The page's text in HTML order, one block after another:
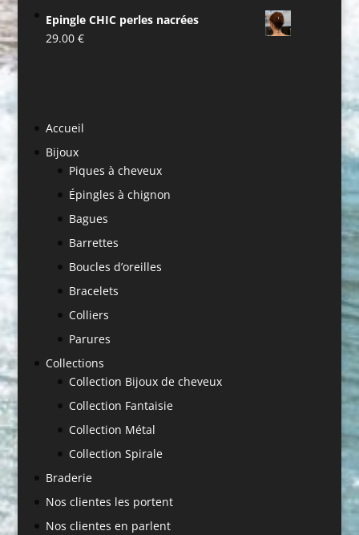
Epingle CHIC perles nacrées
29.00 €
Accueil
Bijoux
Piques à cheveux
Épingles à chignon
Bagues
Barrettes
Boucles d’oreilles
Bracelets
Colliers
Parures
Collections
Collection Bijoux de cheveux
Collection Fantaisie
Collection Métal
Collection Spirale
Braderie
Nos clientes les portent
Nos clientes en parlent